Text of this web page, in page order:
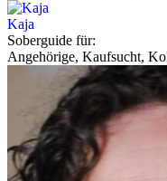
Kaja
Soberguide für:
Angehörige, Kaufsucht,